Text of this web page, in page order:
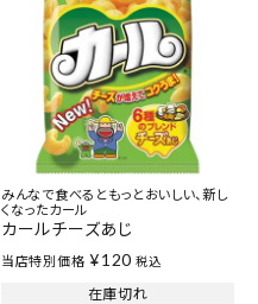
みんなで食べるともっとおいしい、新し
くなったカール
カールチーズあじ
当店特別価格 ¥120 税込
在庫切れ